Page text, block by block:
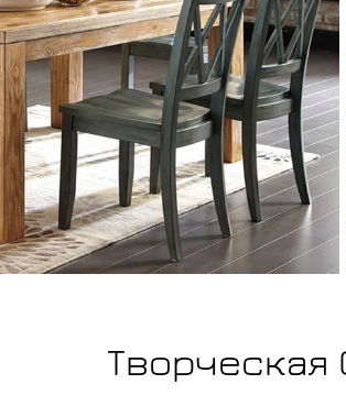
Творческая